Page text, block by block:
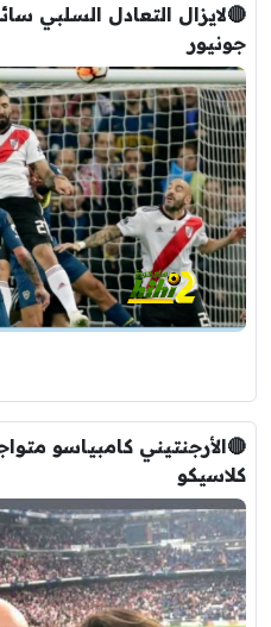
🔴لايزال التعادل السلبي
جونيور
🔴الأرجنتيني كامبياسو
كلاسيكو